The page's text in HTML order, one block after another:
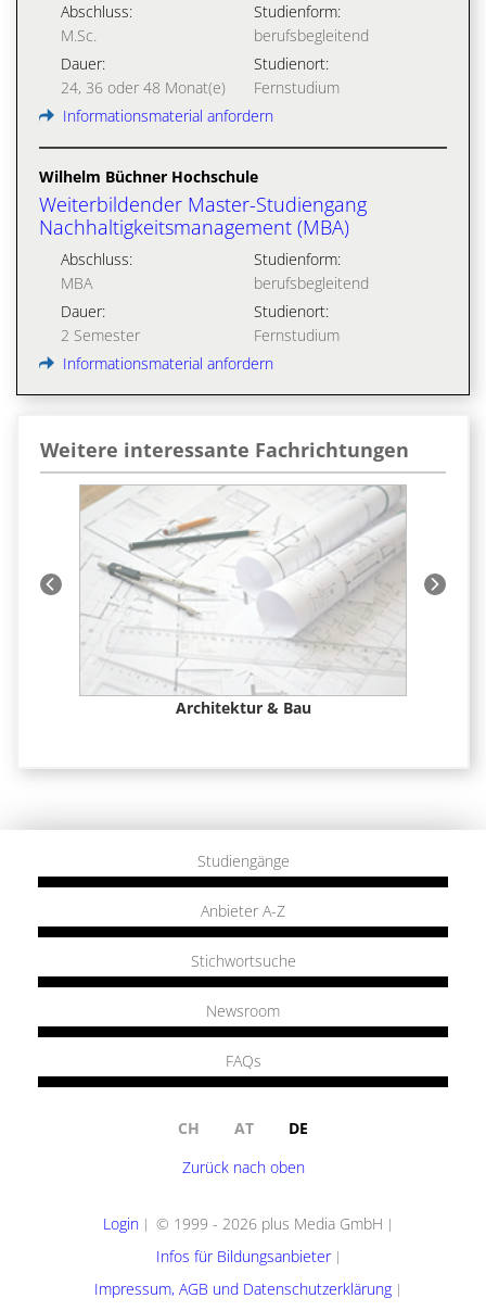
Abschluss:
M.Sc.
Studienform:
berufsbegleitend
Dauer:
24, 36 oder 48 Monat(e)
Studienort:
Fernstudium
Informationsmaterial anfordern
Wilhelm Büchner Hochschule
Weiterbildender Master-Studiengang
Nachhaltigkeitsmanagement (MBA)
Abschluss:
MBA
Studienform:
berufsbegleitend
Dauer:
2 Semester
Studienort:
Fernstudium
Informationsmaterial anfordern
Weitere interessante Fachrichtungen
Architektur & Bau
Studiengänge
Anbieter A-Z
Stichwortsuche
Newsroom
FAQs
CH AT
DE
Zurück nach oben
Login
© 1999 - 2026 plus Media GmbH
Infos für Bildungsanbieter
Impressum, AGB und Datenschutzerklärung